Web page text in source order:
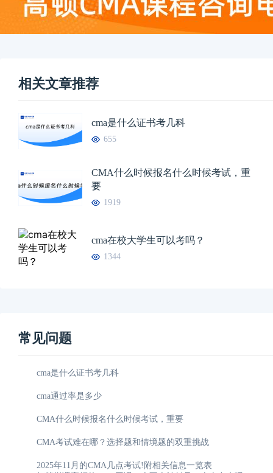
相关文章推荐
cma是什么证书考几科
655
CMA什么时候报名什么时候考试，重
要
1919
cma在校大学生可以考吗？
1344
常见问题
cma是什么证书考几科
cma通过率是多少
CMA什么时候报名什么时候考试，重要
CMA考试难在哪？选择题和情境题的双重挑战
2025年11月的CMA几点考试!附相关信息一览表